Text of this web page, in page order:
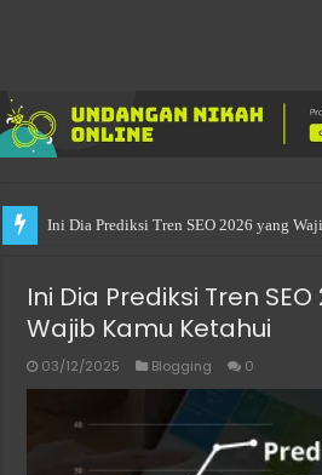
Practical Choices for Renting a Room in
Ini Dia Prediksi Tren
Wajib Kamu Ketahui
03/12/2025 Blogging 0